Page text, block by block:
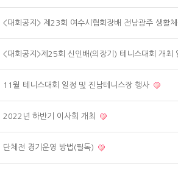
<대회공지> 제23회 여수시협회장배 전남광주 생활체
<대회공지>제25회 신인배(의장기) 테니스대회 개최
11월 테니스대회 일정 및 진남테니스장 행사
2022년 하반기 이사회 개최
단체전 경기운영 방법(필독)